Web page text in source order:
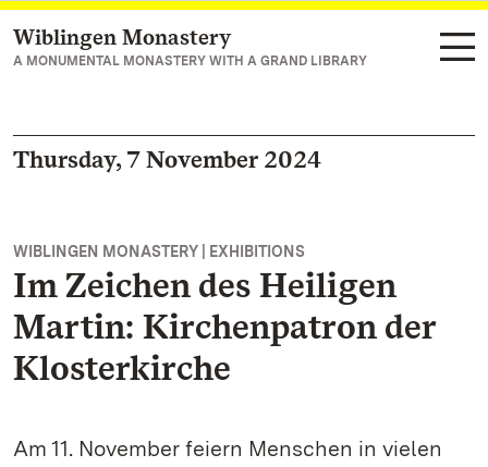
Navigate to main page
Wiblingen Monastery
A MONUMENTAL MONASTERY WITH A GRAND LIBRARY
Thursday, 7 November 2024
WIBLINGEN MONASTERY | EXHIBITIONS
Im Zeichen des Heiligen
Martin: Kirchenpatron der
Klosterkirche
Am 11. November feiern Menschen in vielen